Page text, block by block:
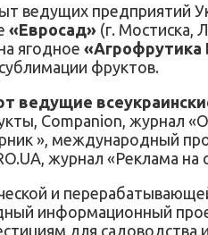
ведущих предприятий
«Евросад» (г. Мостиска,
ягодное
фруктов.
ведущие
Companion, журнал
», международный
журнал «Реклама на
и
информационный
для садоводства